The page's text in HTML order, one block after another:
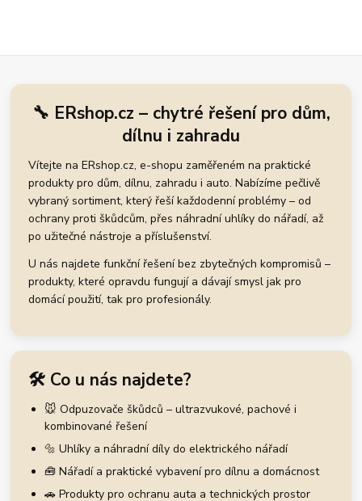
🔧 ERshop.cz – chytré řešení pro dům,
dílnu i zahradu
Vítejte na ERshop.cz, e-shopu zaměřeném na praktické
produkty pro dům, dílnu, zahradu i auto. Nabízíme pečlivě
vybraný sortiment, který řeší každodenní problémy – od
ochrany proti škůdcům, přes náhradní uhlíky do nářadí, až
po užitečné nástroje a příslušenství.
U nás najdete funkční řešení bez zbytečných kompromisů –
produkty, které opravdu fungují a dávají smysl jak pro
domácí použití, tak pro profesionály.
🛠️ Co u nás najdete?
🐭 Odpuzovače škůdců – ultrazvukové, pachové i
kombinované řešení
🔩 Uhlíky a náhradní díly do elektrického nářadí
🧰 Nářadí a praktické vybavení pro dílnu a domácnost
🚗 Produkty pro ochranu auta a technických prostor